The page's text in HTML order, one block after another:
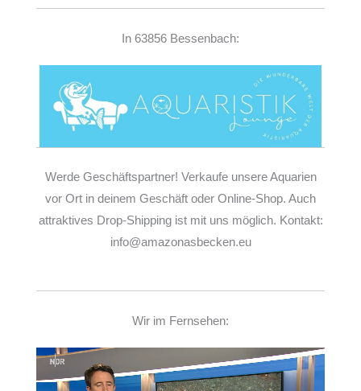
In 63856 Bessenbach:
Werde Geschäftspartner! Verkaufe unsere Aquarien
vor Ort in deinem Geschäft oder Online-Shop. Auch
attraktives Drop-Shipping ist mit uns möglich. Kontakt:
info@amazonasbecken.eu
Wir im Fernsehen:
Player